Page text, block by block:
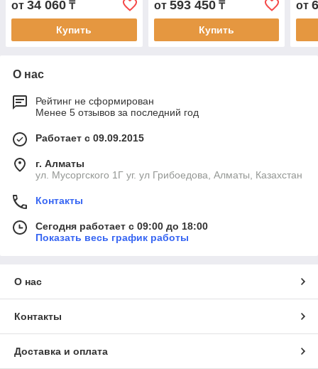
от 34 060 ₸
Купить
от 593 450₸
Купить
от
О нас
Рейтинг не сформирован
Менее 5 отзывов за последний год
Работает с 09.09.2015
г. Алматы
ул. Мусоргского 1Г уг. ул Грибоедова, Алматы, Казахстан
Контакты
Сегодня работает с 09:00 до 18:00
Показать весь график работы
О нас
Контакты
Доставка и оплата